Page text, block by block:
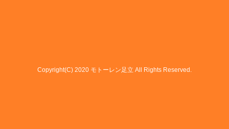
Copyright(C) 2020 モトーレン足立 All Rights Reserved.